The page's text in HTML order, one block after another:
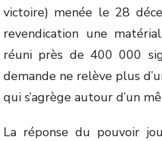
victoire) menée le 28
revendication une
réuni près de 400 000
demande ne relève plus
qui s’agrège autour d’un
La réponse du pouvoir